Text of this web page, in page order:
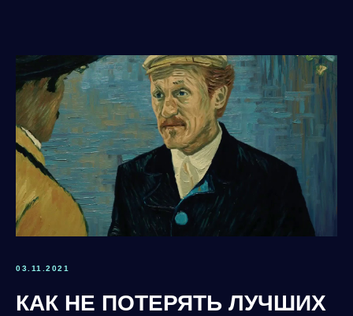
03.11.2021
КАК НЕ ПОТЕРЯТЬ ЛУЧШИХ